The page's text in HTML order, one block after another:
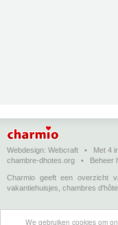
We gebruiken cookies om
Webdesign: Webcraft • Met 4
chambre-dhotes.org • Beheer
Charmio geeft een overzicht
vakantiehuisjes, chambres
Bed & breakfasts, charmehotels
d'hôtes, hôtels de charme et